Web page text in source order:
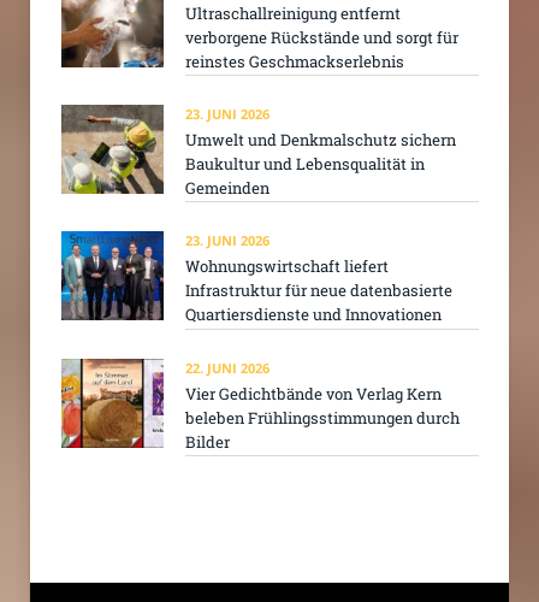
Ultraschallreinigung entfernt
verborgene Rückstände und sorgt für
reinstes Geschmackserlebnis
23. JUNI 2026
Umwelt und Denkmalschutz sichern
Baukultur und Lebensqualität in
Gemeinden
23. JUNI 2026
Wohnungswirtschaft liefert
Infrastruktur für neue datenbasierte
Quartiersdienste und Innovationen
22. JUNI 2026
Vier Gedichtbände von Verlag Kern
beleben Frühlingsstimmungen durch
Bilder